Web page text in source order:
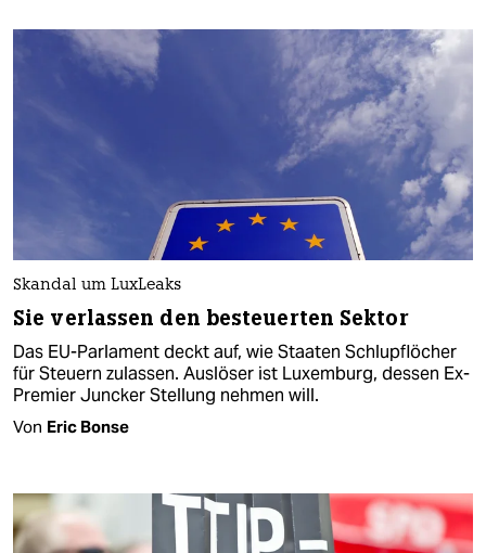
Skandal um LuxLeaks
Sie verlassen den besteuerten Sektor
Das EU-Parlament deckt auf, wie Staaten Schlupflöcher
für Steuern zulassen. Auslöser ist Luxemburg, dessen Ex-
Premier Juncker Stellung nehmen will.
Von Eric Bonse